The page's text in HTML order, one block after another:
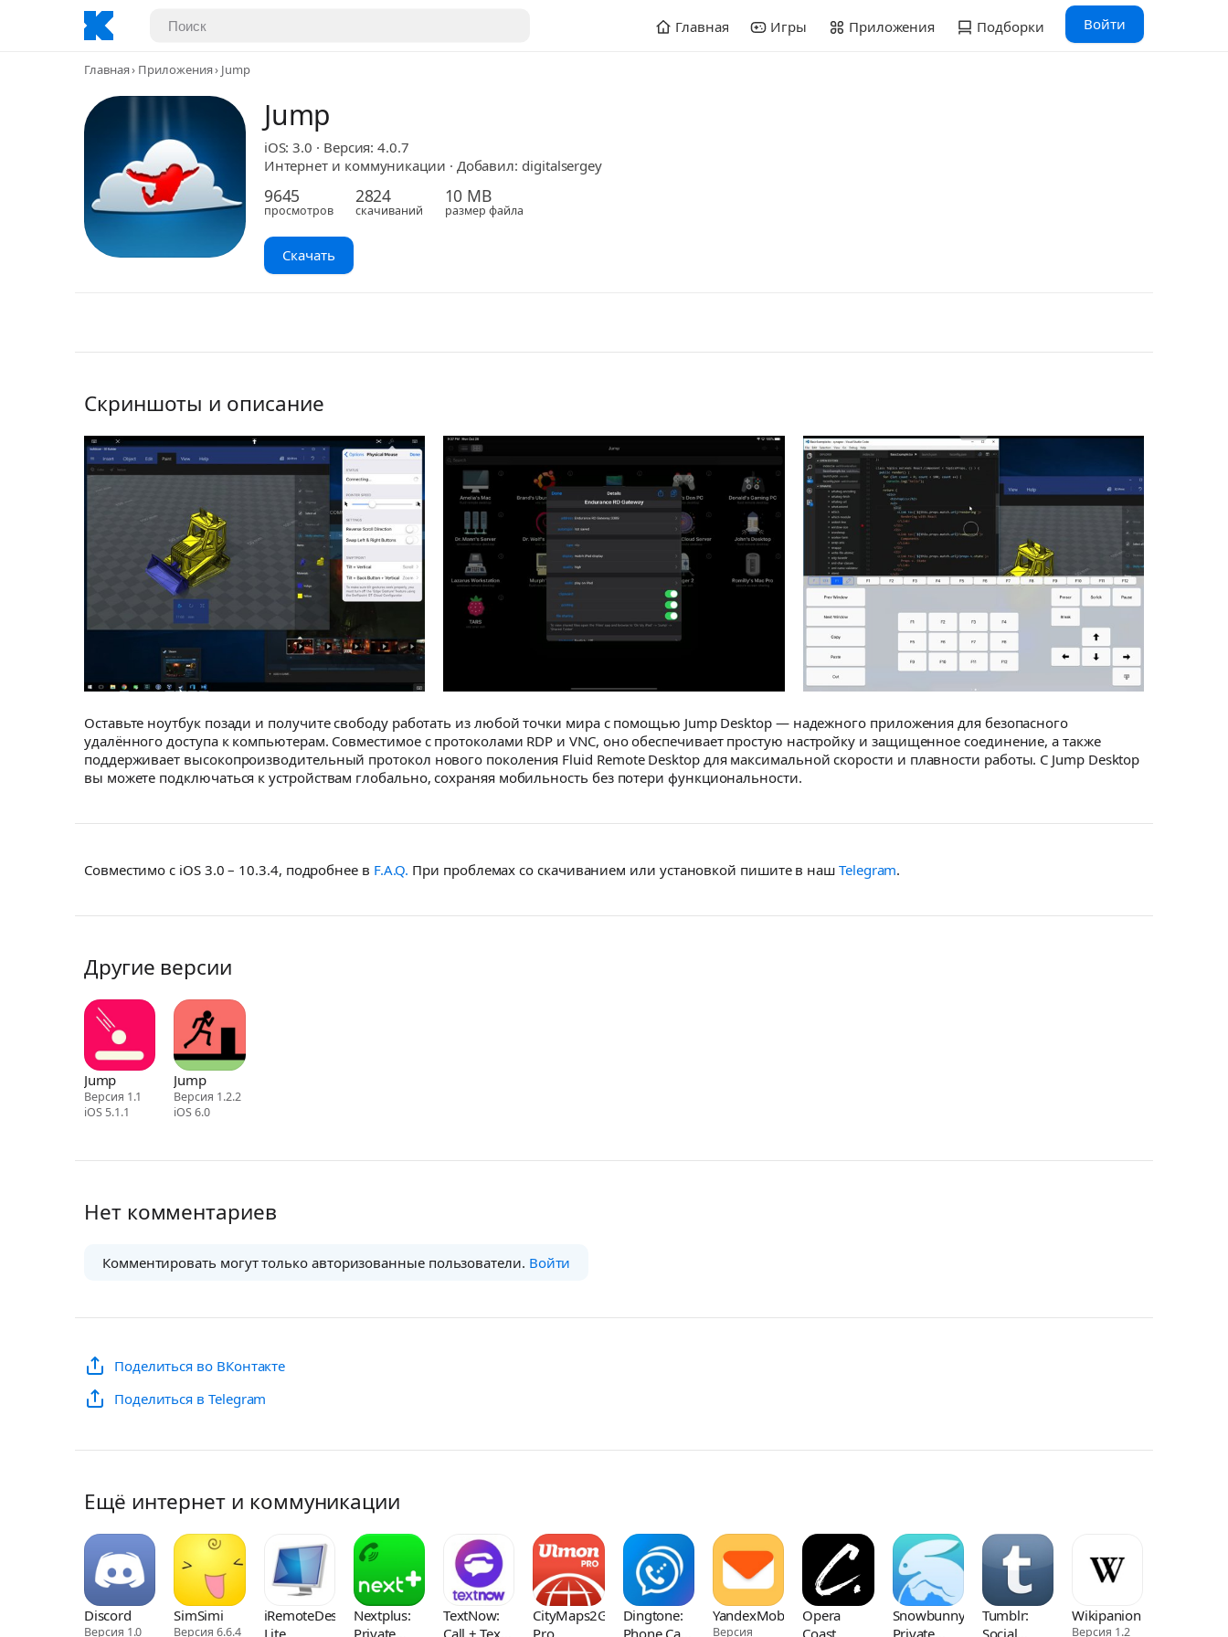
Главная Игры Приложения Подборки Войти
Главная Приложения Jump
Jump
iOS: 3.0 · Версия: 4.0.7
Интернет и коммуникации · Добавил: digitalsergey
9645
просмотров
2824
скачиваний
10 MB
размер файла
Скачать
Скриншоты и описание
Оставьте ноутбук позади и получите свободу работать из любой точки мира с помощью Jump Desktop — надежного приложения для безопасного
удалённого доступа к компьютерам. Совместимое с протоколами RDP и VNC, оно обеспечивает простую настройку и защищенное соединение, а также
поддерживает высокопроизводительный протокол нового поколения Fluid Remote Desktop для максимальной скорости и плавности работы. С Jump Desktop
вы можете подключаться к устройствам глобально, сохраняя мобильность без потери функциональности.
Совместимо с iOS 3.0 – 10.3.4, подробнее в F.A.Q. При проблемах со скачиванием или установкой пишите в нашTelegram.
Другие версии
Jump
Версия 1.1
iOS 5.1.1
Jump
Версия 1.2.2
iOS 6.0
Нет комментариев
Комментировать могут только авторизованные пользователи. Войти
Поделиться во ВКонтакте
Поделиться в Telegram
Ещё интернет и коммуникации
Discord
Версия 1.0
SimSimi
Версия 6.6.4
iRemoteDesktop
Lite
Nextplus:
Private
TextNow:
Call + Text
CityMaps2Go
Pro
Dingtone:
Phone Calls
YandexMobileMail
Версия
Opera
Coast
Snowbunny
Private
Tumblr:
Social
Wikipanion
Версия 1.2